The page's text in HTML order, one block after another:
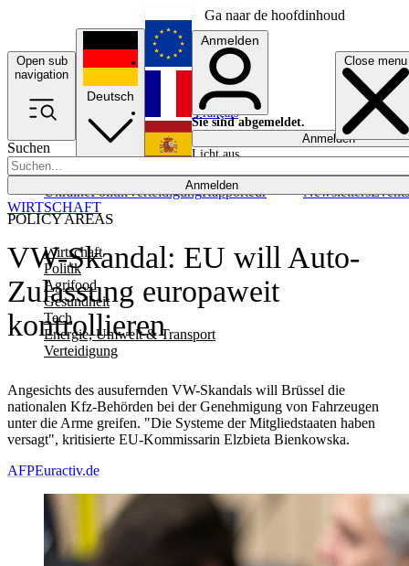
Ga naar de hoofdinhoud
Open sub
navigation
Close menu
Suchen
Anmelden
POLICY AREAS
Wirtschaft
Politik
Agrifood
Gesundheit
Tech
Energie, Umwelt & Transport
Verteidigung
UkrainePolitikVerteidigungRapporteur NewslettersEvents
Deutsch
English
Français
Anmelden
Sie sind abgemeldet.
Anmelden
Licht aus
VW-Skandal: EU will Auto-
Zulassung europaweit
kontrollieren
Angesichts des ausufernden VW-Skandals will Brüssel die
nationalen Kfz-Behörden bei der Genehmigung von Fahrzeugen
unter die Arme greifen. "Die Systeme der Mitgliedstaaten haben
versagt", kritisierte EU-Kommissarin Elzbieta Bienkowska.
WIRTSCHAFT
AFPEuractiv.de